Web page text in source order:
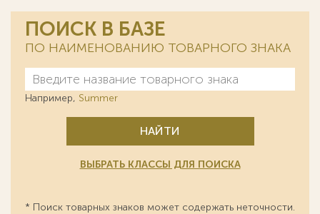
ПОИСК В БАЗЕ
ПО НАИМЕНОВАНИЮ ТОВАРНОГО ЗНАКА
Например, Summer
НАЙТИ
ВЫБРАТЬ КЛАССЫ ДЛЯ ПОИСКА
* Поиск товарных знаков может содержать неточности.